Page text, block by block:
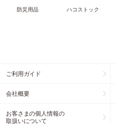
防災用品 ハコストック
ご利用ガイド
会社概要
お客さまの個人情報の
取扱いについて